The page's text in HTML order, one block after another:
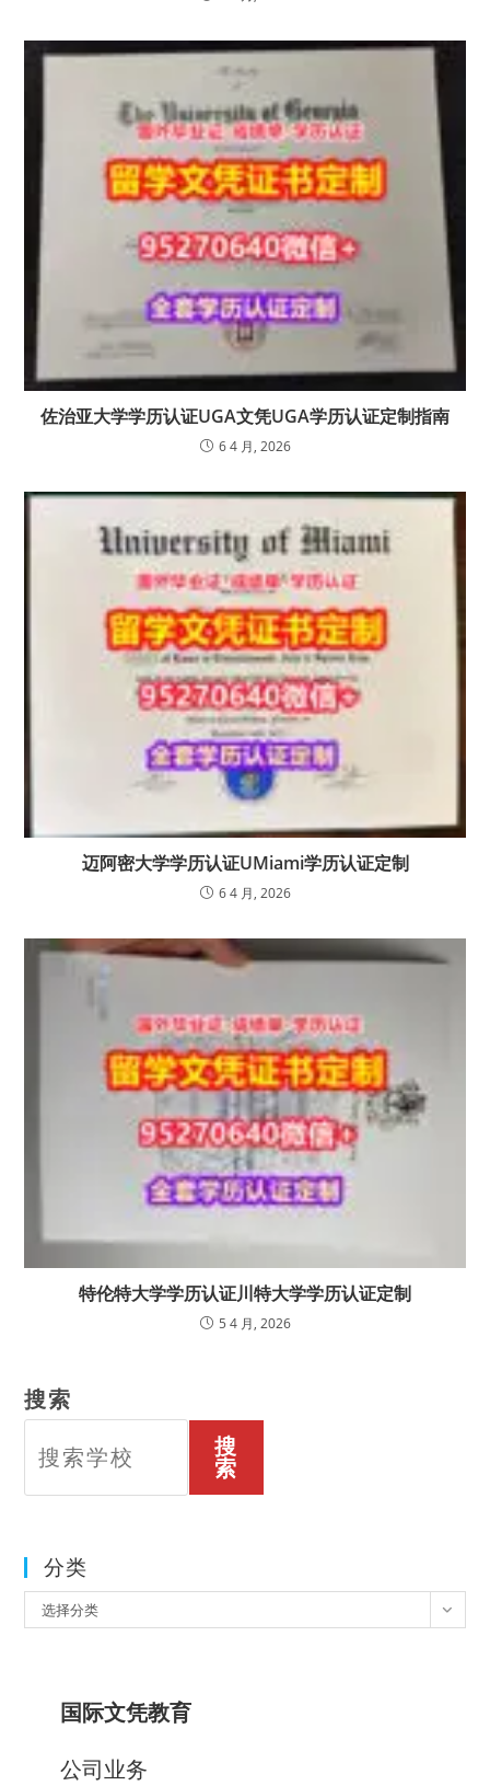
佐治亚大学学历认证UGA文凭UGA学历认证定制指南
6 4 月, 2026
迈阿密大学学历认证UMiami学历认证定制
6 4 月, 2026
特伦特大学学历认证川特大学学历认证定制
5 4 月, 2026
搜索
搜
索
分类
类
选择分类
国际文凭教育
公司业务